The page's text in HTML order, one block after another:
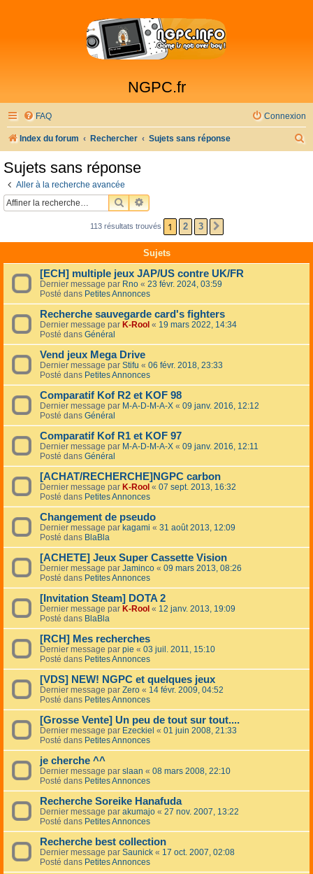
NGPC.fr
FAQ Connexion
Index du forum Rechercher Sujets sans réponse
h
r
Sujets sans réponse
Aller à la recherche avancée
RECHERCHER
RECHERCHE AVANCÉE
113 résultats trouvés 1 2 3
Sujets
[ECH] multiple jeux JAP/US contre UK/FR
Dernier message par Rno « 23 févr. 2024, 03:59
Posté dans Petites Annonces
Recherche sauvegarde card's fighters
Dernier message par K-Rool « 19 mars 2022, 14:34
Posté dans Général
Vend jeux Mega Drive
Dernier message par Stifu « 06 févr. 2018, 23:33
Posté dans Petites Annonces
Comparatif Kof R2 et KOF 98
Dernier message par M-A-D-M-A-X « 09 janv. 2016, 12:12
Posté dans Général
Comparatif Kof R1 et KOF 97
Dernier message par M-A-D-M-A-X « 09 janv. 2016, 12:11
Posté dans Général
[ACHAT/RECHERCHE]NGPC carbon
Dernier message par K-Rool « 07 sept. 2013, 16:32
Posté dans Petites Annonces
Changement de pseudo
Dernier message par kagami « 31 août 2013, 12:09
Posté dans BlaBla
[ACHETE] Jeux Super Cassette Vision
Dernier message par Jaminco « 09 mars 2013, 08:26
Posté dans Petites Annonces
[Invitation Steam] DOTA 2
Dernier message par K-Rool « 12 janv. 2013, 19:09
Posté dans BlaBla
[RCH] Mes recherches
Dernier message par pie « 03 juil. 2011, 15:10
Posté dans Petites Annonces
[VDS] NEW! NGPC et quelques jeux
Dernier message par Zero « 14 févr. 2009, 04:52
Posté dans Petites Annonces
[Grosse Vente] Un peu de tout sur tout....
Dernier message par Ezeckiel « 01 juin 2008, 21:33
Posté dans Petites Annonces
je cherche ^^
Dernier message par slaan « 08 mars 2008, 22:10
Posté dans Petites Annonces
Recherche Soreike Hanafuda
Dernier message par akumajo « 27 nov. 2007, 13:22
Posté dans Petites Annonces
Recherche best collection
Dernier message par Saunick « 17 oct. 2007, 02:08
Posté dans Petites Annonces